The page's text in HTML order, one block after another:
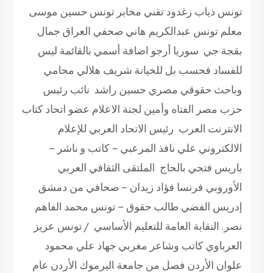
تونس ذياب زغدود تقني مخابر تونس حسين موسى
معلم تونس عبدالكريم هاني صحفي العراق جمال
بقجة جي سوريا أرجو اضافة أسمي بالقائمة ليس
للفساد فحسب بل للخيانة شريف هلالي محامي
وباحث حقوقي مصري حسين راشد نائب رئيس
حزب مصر الفتاه وأمين لجنة الاعلام عضو اتحاد كتاب
الانترنت العرب رئيس الاتحاد العربي للإعلام
الالكتروني علي نافذ المرعبي – كاتب و ناشر –
باريس فتحي بالحاج الملتقى الثقافي العربي
الأوروبي فرنسا فؤاد زيدان – صحافي من دمشق
إدريس الفضي طالب حقوق – تونس محمد الفاهم
نصر. النقابة العامة للتعليم الأساسي / تونس عزيز
العرباوي كاتب وشاعر مغربي جهاد علي محمود
علوان الأردن فصل من جامعة اليرموك الأردن عام